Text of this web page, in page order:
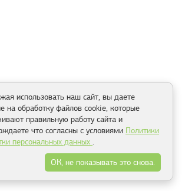
использовать наш сайт, вы даете
на обработку файлов cookie, которые
правильную работу сайта и
что согласны с условиями Политики
персональных данных .
ОК, не показывать это снова.